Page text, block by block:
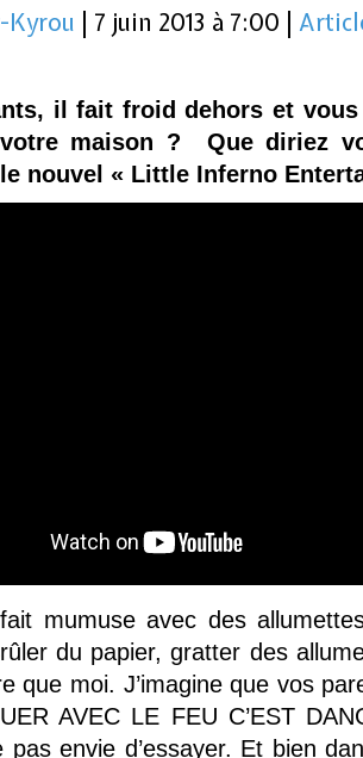
Kyrou 7 juin 2013 à 7:00
il fait froid dehors et vous
maison ? Que diriez
nouvel « Little Inferno
mumuse avec des
du papier, gratter des
que moi. J’imagine que vos
AVEC LE FEU C’EST
pas envie d’essayer. Et bien